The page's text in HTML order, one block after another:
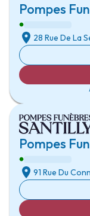
Pompes
28 Rue De La
Pompes
91 Rue Du